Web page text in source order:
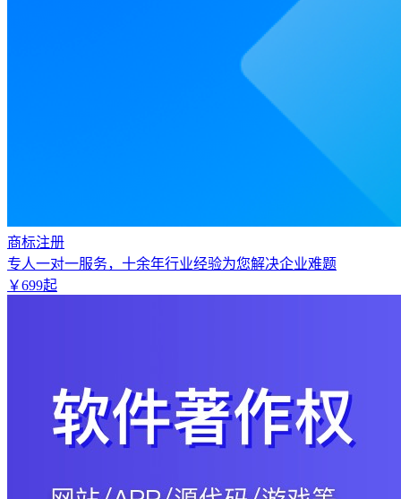
商标注册
专人一对一服务，十余年行业经验为您解决企业难题
￥699起